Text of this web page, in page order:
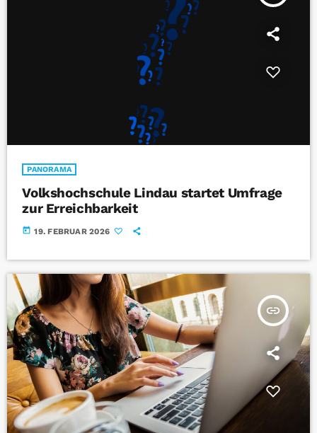
PANORAMA
Volkshochschule Lindau startet Umfrage
zur Erreichbarkeit
today 19. FEBRUAR 2026
insert_link